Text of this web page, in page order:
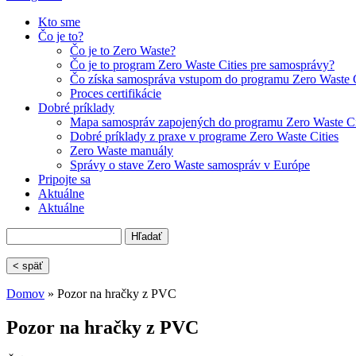
Kto sme
Čo je to?
Čo je to Zero Waste?
Čo je to program Zero Waste Cities pre samosprávy?
Čo získa samospráva vstupom do programu Zero Waste
Proces certifikácie
Dobré príklady
Mapa samospráv zapojených do programu Zero Waste
Dobré príklady z praxe v programe Zero Waste Cities
Zero Waste manuály
Správy o stave Zero Waste samospráv v Európe
Pripojte sa
Aktuálne
Aktuálne
Vyhľadávanie
< späť
Domov » Pozor na hračky z PVC
Pozor na hračky z PVC